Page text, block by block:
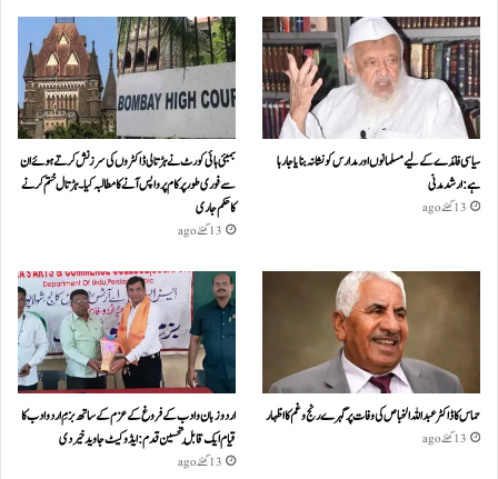
سیاسی فائدے کے لیے مسلمانوں اور مدارس کو نشانہ بنایا جا رہا
ہے: ارشد مدنی
13 گھنٹے ago
بمبئی ہائی کورٹ نے ہڑتالی ڈاکٹروں کی سرزنش کرتے ہوئے ان
سے فوری طور پر کام پر واپس آنے کا مطالبہ کیا۔ہڑتال ختم کرنے
کا حکم جاری
13 گھنٹے ago
حماس کا ڈاکٹر عبداللہ الخباص کی وفات پر گہرے رنج وغم کااظہار
13 گھنٹے ago
اردو زبان و ادب کے فروغ کے عزم کے ساتھ بزمِ اردو ادب کا
قیام ایک قابلِ تحسین قدم : ایڈوکیٹ جاوید خیردی
13 گھنٹے ago